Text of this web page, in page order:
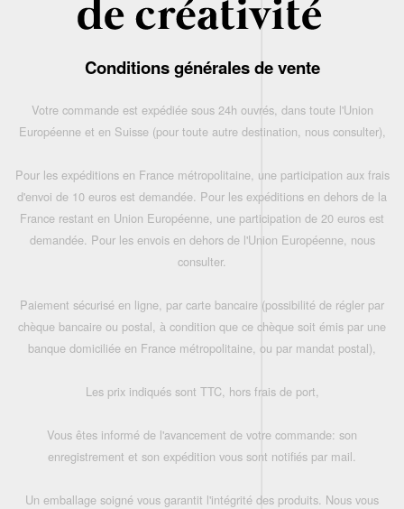
Conditions générales de vente
Votre commande est expédiée sous 24h ouvrés, dans toute l'Union
Européenne et en Suisse (pour toute autre destination, nous consulter),
Pour les expéditions en France métropolitaine, une participation aux frais
d'envoi de 10 euros est demandée. Pour les expéditions en dehors de la
France restant en Union Européenne, une participation de 20 euros est
demandée. Pour les envois en dehors de l'Union Européenne, nous
consulter.
Paiement sécurisé en ligne, par carte bancaire (possibilité de régler par
chèque bancaire ou postal, à condition que ce chèque soit émis par une
banque domiciliée en France métropolitaine, ou par mandat postal),
Les prix indiqués sont TTC, hors frais de port,
Vous êtes informé de l'avancement de votre commande: son
enregistrement et son expédition vous sont notifiés par mail.
Un emballage soigné vous garantit l'intégrité des produits. Nous vous